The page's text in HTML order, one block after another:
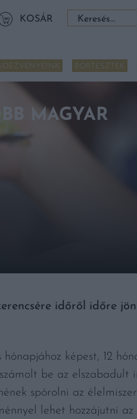
KOSÁR Keresés:
BORTESZTEK
MAGYAR
időről időre
képest, 12
be az elszabadult
spórolni az
lehet hozzájutni az